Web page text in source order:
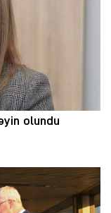
olundu